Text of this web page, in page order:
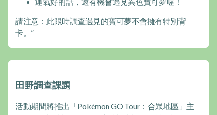
請注意：此限時調查遇見的寶可夢不會擁有特別背
卡。”
田野調查課題
活動期間將推出「Pokémon GO Tour：合眾地區」主